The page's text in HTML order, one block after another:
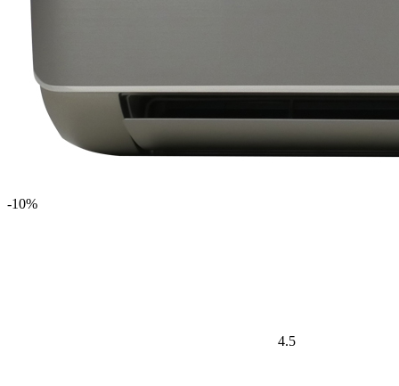
-10%
4.5